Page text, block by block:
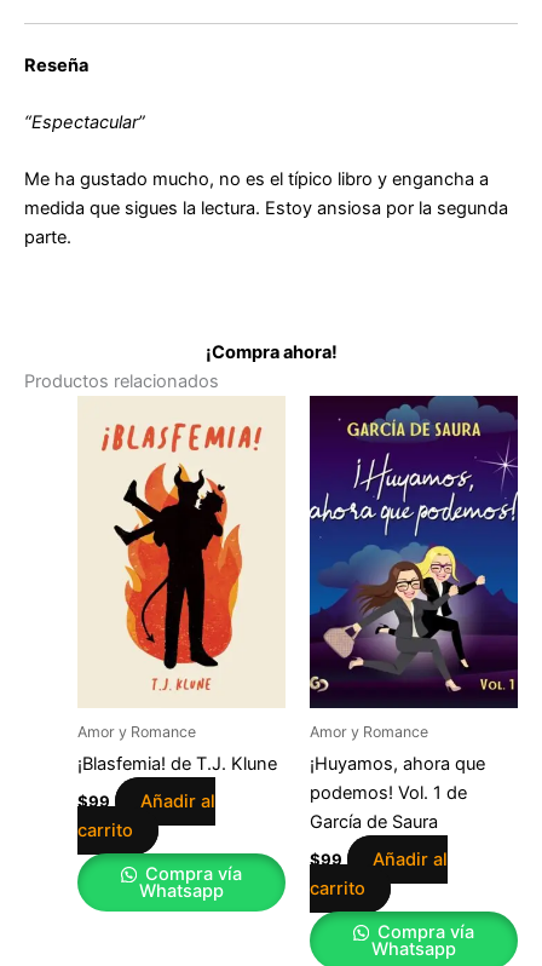
Reseña
“Espectacular”
Me ha gustado mucho, no es el típico libro y engancha a
medida que sigues la lectura. Estoy ansiosa por la segunda
parte.
¡Compra ahora!
Productos relacionados
Amor y Romance
¡Blasfemia! de T.J. Klune
$99
Añadir al
carrito
Compra vía
Whatsapp
Amor y Romance
¡Huyamos, ahora que
podemos! Vol. 1 de
García de Saura
$99
Añadir al
carrito
Compra vía
Whatsapp